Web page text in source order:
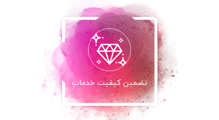
تضمین کیفیت خدمات